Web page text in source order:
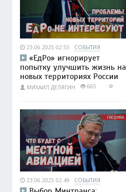
23.06.2025 02:55 СОБЫТИЯ
«ЕдРо» игнорирует
попытку улучшить жизнь на
новых территориях России
МИХАИЛ ДЕЛЯГИН 665
23.06.2025 02:49 СОБЫТИЯ